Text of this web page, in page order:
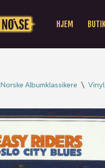
HJEM
Norske Albumklassikere \ Vinyl